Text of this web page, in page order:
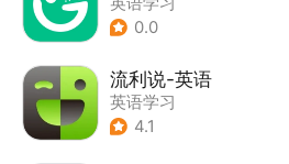
0.0
流利说-英语
英语学习
4.1